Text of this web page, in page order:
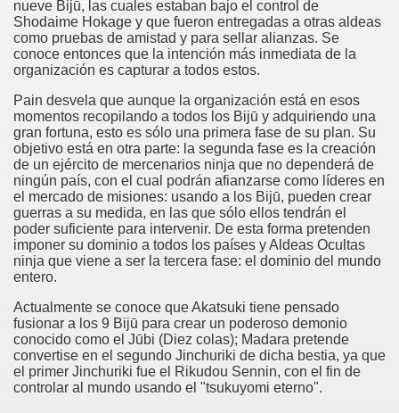
nueve Bijū, las cuales estaban bajo el control de
Shodaime Hokage y que fueron entregadas a otras aldeas
como pruebas de amistad y para sellar alianzas. Se
conoce entonces que la intención más inmediata de la
organización es capturar a todos estos.
Pain desvela que aunque la organización está en esos
momentos recopilando a todos los Bijū y adquiriendo una
gran fortuna, esto es sólo una primera fase de su plan. Su
objetivo está en otra parte: la segunda fase es la creación
de un ejército de mercenarios ninja que no dependerá de
ningún país, con el cual podrán afianzarse como líderes en
el mercado de misiones: usando a los Bijū, pueden crear
guerras a su medida, en las que sólo ellos tendrán el
poder suficiente para intervenir. De esta forma pretenden
imponer su dominio a todos los países y Aldeas Ocultas
ninja que viene a ser la tercera fase: el dominio del mundo
entero.
Actualmente se conoce que Akatsuki tiene pensado
fusionar a los 9 Bijū para crear un poderoso demonio
conocido como el Jūbi (Diez colas); Madara pretende
convertise en el segundo Jinchuriki de dicha bestia, ya que
el primer Jinchuriki fue el Rikudou Sennin, con el fin de
controlar al mundo usando el "tsukuyomi eterno".